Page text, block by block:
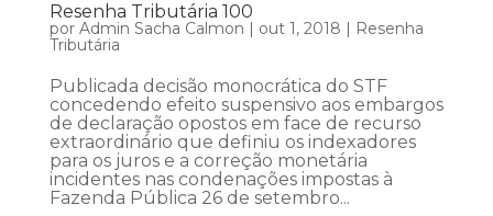
Resenha Tributária 100
por Admin Sacha Calmon | out 1, 2018 | Resenha
Tributária
Publicada decisão monocrática do STF
concedendo efeito suspensivo aos embargos
de declaração opostos em face de recurso
extraordinário que definiu os indexadores
para os juros e a correção monetária
incidentes nas condenações impostas à
Fazenda Pública 26 de setembro...